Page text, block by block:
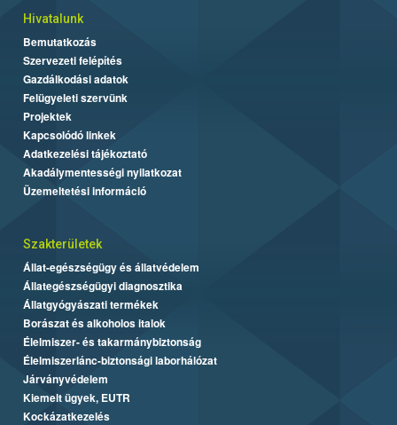
Hivatalunk
Bemutatkozás
Szervezeti felépítés
Gazdálkodási adatok
Felügyeleti szervünk
Projektek
Kapcsolódó linkek
Adatkezelési tájékoztató
Akadálymentességi nyilatkozat
Üzemeltetési információ
Szakterületek
Állat-egészségügy és állatvédelem
Állategészségügyi diagnosztika
Állatgyógyászati termékek
Borászat és alkoholos italok
Élelmiszer- és takarmánybiztonság
Élelmiszerlánc-biztonsági laborhálózat
Járványvédelem
Kiemelt ügyek, EUTR
Kockázatkezelés